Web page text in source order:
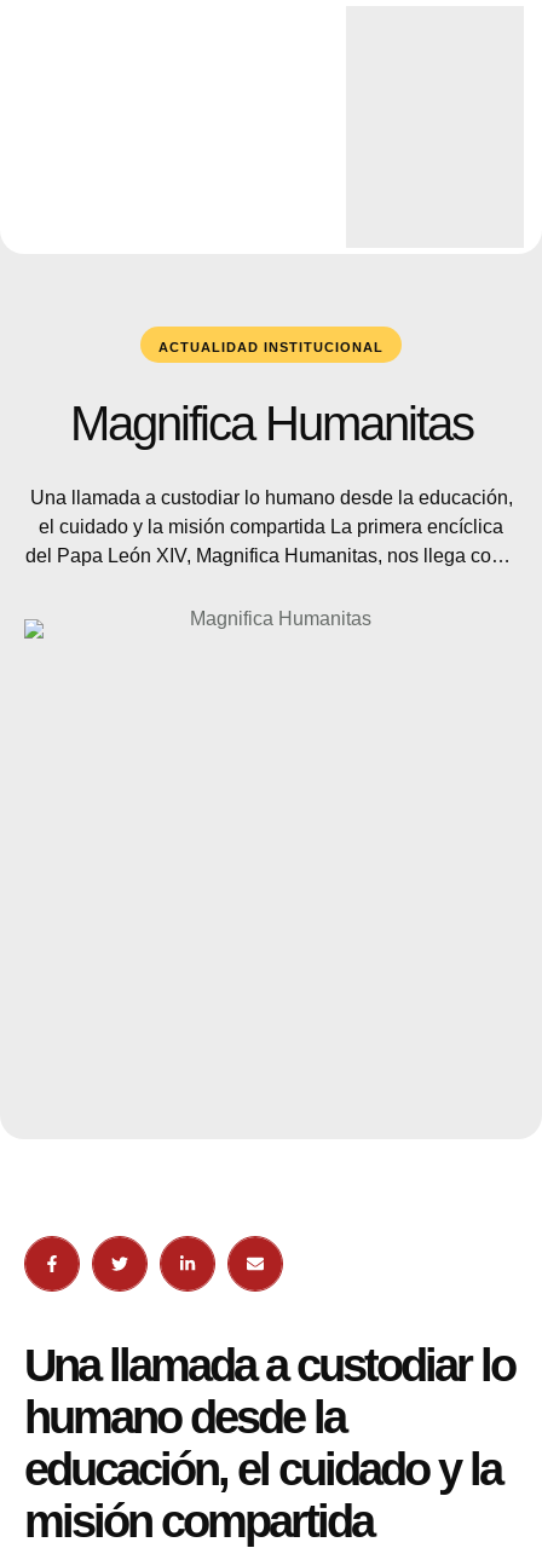
ACTUALIDAD INSTITUCIONAL
Magnifica Humanitas
Una llamada a custodiar lo humano desde la educación,
el cuidado y la misión compartida La primera encíclica
del Papa León XIV, Magnifica Humanitas, nos llega como
únicamente un documento sobre inteligencia artificial,
tecnología o transformación digital. Es, sobre todo, una
Una llamada a custodiar lo
humano desde la
educación, el cuidado y la
misión compartida